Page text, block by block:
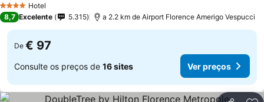
4 EstrelasHotel
8,7 Excelente 5.315 a 2.2 km de Airport Florence Amerigo Vespucci
De € 97
Consulte os preços de 16 sites Ver preços